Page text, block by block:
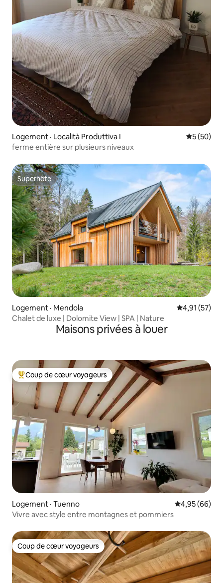
Logement · Località Produttiva I Note
5 (50)
ferme entière sur plusieurs niveaux
Superhôte
Superhôte
Logement · Mendola Note
4,91 (57)
Chalet de luxe | Dolomite View | SPA | Nature
Maisons privées à louer
Coup de cœur voyageurs parmi les plus aimés
Coup de cœur voyageurs
Logement · Tuenno Note
4,95 (66)
Vivre avec style entre montagnes et pommiers
Coup de cœur voyageurs
Coup de cœur voyageurs